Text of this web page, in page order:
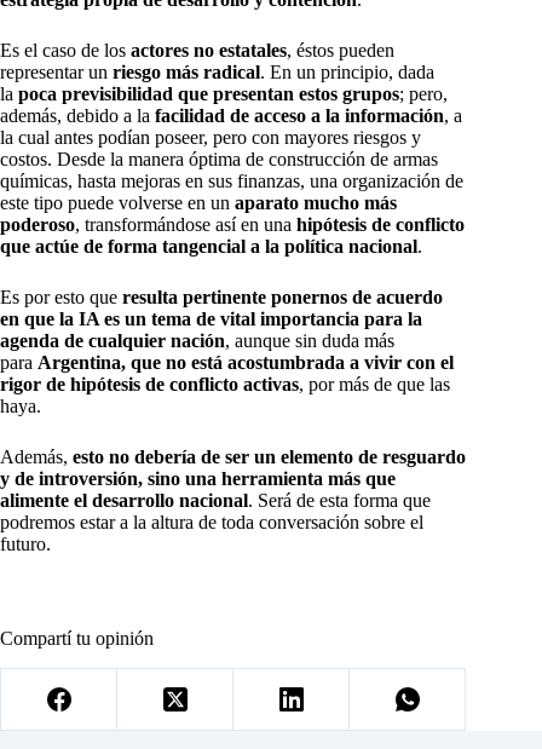
Es el caso de los actores no estatales, éstos pueden
representar un riesgo más radical. En un principio, dada
la poca previsibilidad que presentan estos grupos; pero,
además, debido a la facilidad de acceso a la información, a
la cual antes podían poseer, pero con mayores riesgos y
costos. Desde la manera óptima de construcción de armas
químicas, hasta mejoras en sus finanzas, una organización de
este tipo puede volverse en un aparato mucho más
poderoso, transformándose así en una hipótesis de conflicto
que actúe de forma tangencial a la política nacional.
Es por esto que resulta pertinente ponernos de acuerdo
en que la IA es un tema de vital importancia para la
agenda de cualquier nación, aunque sin duda más
para Argentina, que no está acostumbrada a vivir con el
rigor de hipótesis de conflicto activas, por más de que las
haya.
Además, esto no debería de ser un elemento de resguardo
y de introversión, sino una herramienta más que
alimente el desarrollo nacional. Será de esta forma que
podremos estar a la altura de toda conversación sobre el
futuro.
Compartí tu opinión